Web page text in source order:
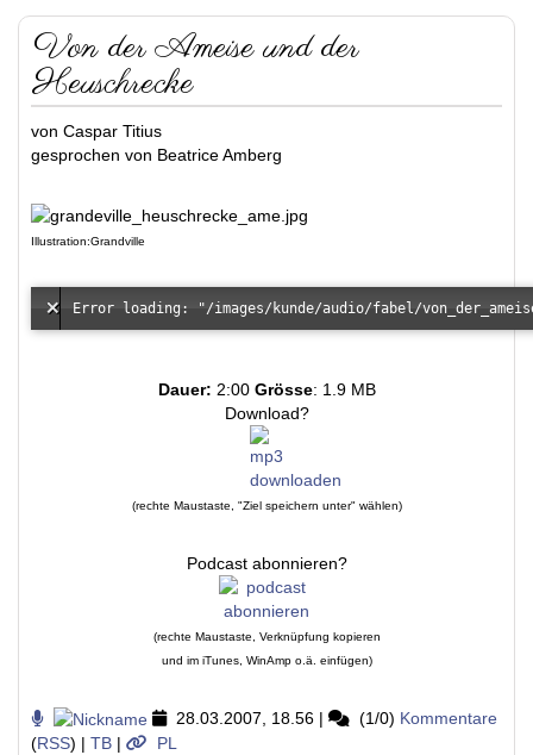
Von der Ameise und der
Heuschrecke
von Caspar Titius
gesprochen von Beatrice Amberg
Illustration:Grandville
Dauer: 2:00 Grösse: 1.9 MB
Download?
(rechte Maustaste, "Ziel speichern unter" wählen)
Podcast abonnieren?
(rechte Maustaste, Verknüpfung kopieren
und im iTunes, WinAmp o.ä. einfügen)
28.03.2007, 18.56 | (1/0) Kommentare
(RSS) | TB | PL